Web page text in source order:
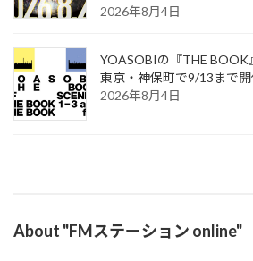
2026年8月4日
YOASOBIの『THE BOOK
東京・神保町で9/13まで開
2026年8月4日
About "FMステーション online"